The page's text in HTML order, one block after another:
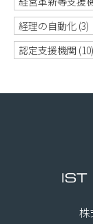
経理の自動化 (3)
認定支援機関 (10)
株